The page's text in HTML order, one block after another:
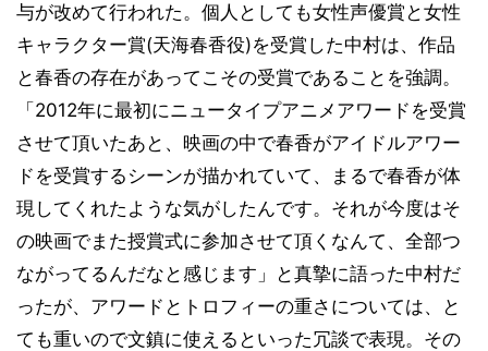
与が改めて行われた。個人としても女性声優賞と女性
キャラクター賞(天海春香役)を受賞した中村は、作品
と春香の存在があってこその受賞であることを強調。
「2012年に最初にニュータイプアニメアワードを受賞
させて頂いたあと、映画の中で春香がアイドルアワー
ドを受賞するシーンが描かれていて、まるで春香が体
現してくれたような気がしたんです。それが今度はそ
の映画でまた授賞式に参加させて頂くなんて、全部つ
ながってるんだなと感じます」と真摯に語った中村だ
ったが、アワードとトロフィーの重さについては、と
ても重いので文鎮に使えるといった冗談で表現。その